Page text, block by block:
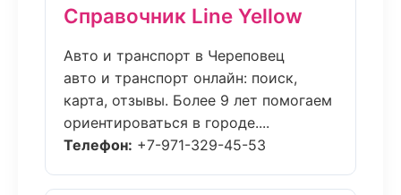
Справочник Line Yellow
Авто и транспорт в Череповец
авто и транспорт онлайн: поиск,
карта, отзывы. Более 9 лет помогаем
ориентироваться в городе....
Телефон: +7-971-329-45-53